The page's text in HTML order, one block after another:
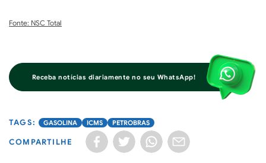
Fonte: NSC Total
Receba notícias diariamente no seu WhatsApp!
GASOLINA ICMS PETROBRAS
COMPARTILHE